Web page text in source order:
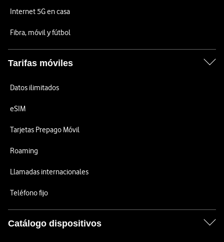
Internet 5G en casa
Fibra, móvil y fútbol
Tarifas móviles
Datos ilimitados
eSIM
Tarjetas Prepago Móvil
Roaming
Llamadas internacionales
Teléfono fijo
Catálogo dispositivos